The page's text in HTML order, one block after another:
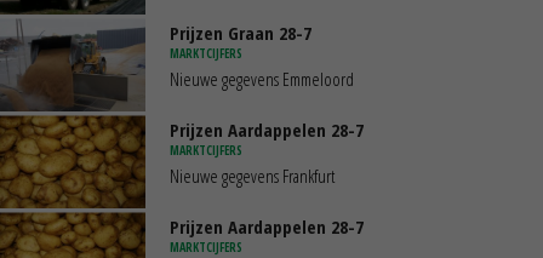
Prijzen Graan 28-7
MARKTCIJFERS
Nieuwe gegevens Emmeloord
Prijzen Aardappelen 28-7
MARKTCIJFERS
Nieuwe gegevens Frankfurt
Prijzen Aardappelen 28-7
MARKTCIJFERS